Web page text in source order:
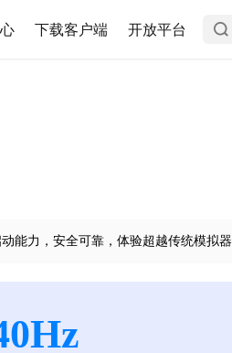
下载客户端 开放平台
能力，安全可靠，体验超越传统模拟器